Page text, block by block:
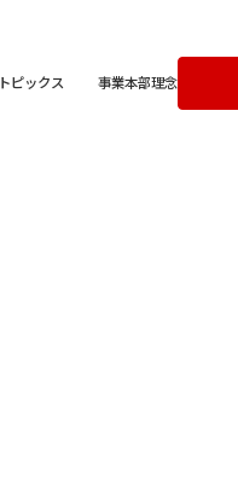
トピックス 事業本部理念